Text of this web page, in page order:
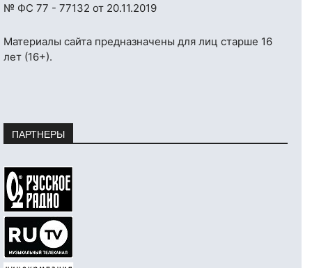
№ ФС 77 - 77132 от 20.11.2019
Материалы сайта предназначены для лиц старше 16
лет (16+).
ПАРТНЕРЫ